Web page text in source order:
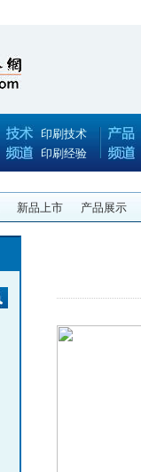
印刷技术
印刷经验
新品上市 产品展示